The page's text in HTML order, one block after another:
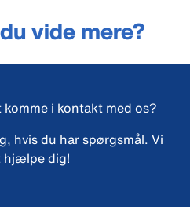
vide mere?
i kontakt med os?
hvis du har spørgsmål. Vi
hjælpe dig!